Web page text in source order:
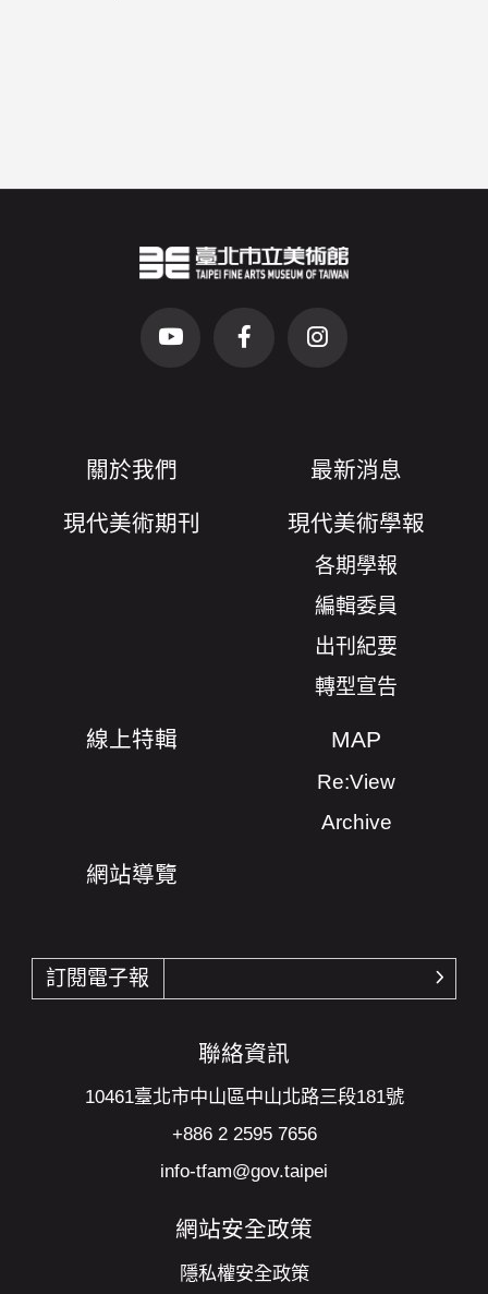
前往Youtube頻道(另開新視窗)
前往Facebook粉絲團(另開新視窗)
前往Instagram粉絲團(另
關於我們 最新消息
現代美術期刊 現代美術學報
各期學報
編輯委員
出刊紀要
轉型宣告
線上特輯 MAP
Re:View
Archive
網站導覽
訂閱電子報
確認
聯絡資訊
10461臺北市中山區中山北路三段181號
+886 2 2595 7656
info-tfam@gov.taipei
網站安全政策
隱私權安全政策